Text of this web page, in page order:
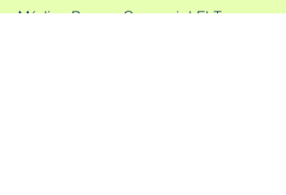
Médica Parque Comercial El Tesoro -